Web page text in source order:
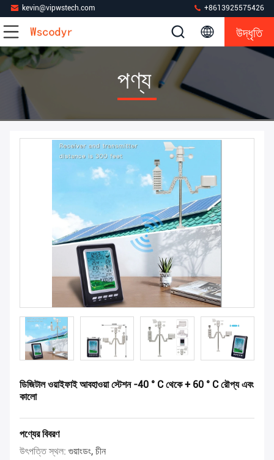
kevin@vipwstech.com +8613925575426
উদ্ধৃতি
পণ্য
ডিজিটাল ওয়াইফাই আবহাওয়া স্টেশন -40 ° C থেকে + 60 ° C রৌপ্য এবং
কালো
পণ্যের বিবরণ
উৎপত্তি স্থল: গুয়াংডং, চীন